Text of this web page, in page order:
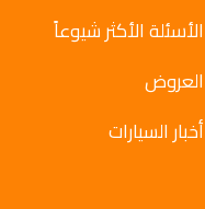
الأسئلة الأكثر شيوعاً
العروض
أخبار السيارات